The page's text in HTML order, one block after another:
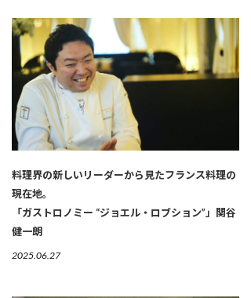
料理界の新しいリーダーから見たフランス料理の
現在地。
「ガストロノミー “ジョエル・ロブション”」関谷
健一朗
2025.06.27